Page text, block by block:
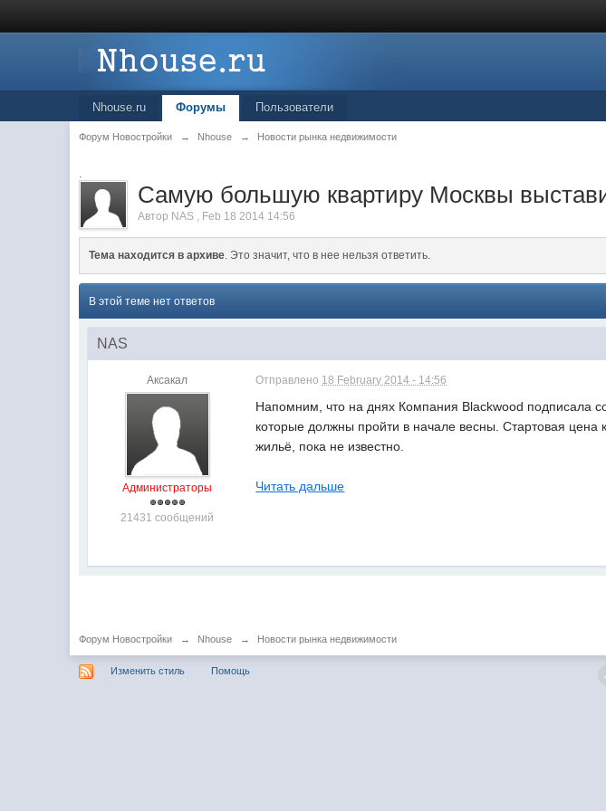
Nhouse.ru Форумы Пользователи
Форум Новостройки → Nhouse → Новости рынка недвижимости
.
Самую большую квартиру Москвы
Автор NAS , Feb 18 2014 14:56
Тема находится в архиве. Это значит, что в нее нельзя ответить.
В этой теме нет ответов
NAS
Аксакал
Администраторы
21431 сообщений
Отправлено 18 February 2014 - 14:56
Напомним, что на днях Компания Blackwood подписала
которые должны пройти в начале весны. Стартовая цена
жильё, пока не известно.
Читать дальше
Форум Новостройки → Nhouse → Новости рынка недвижимости
Изменить стиль Помощь